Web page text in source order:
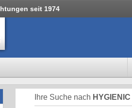
seit 1974
Ihre Suche nach HYGIENIC